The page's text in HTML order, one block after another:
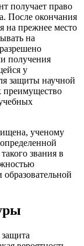
получает право
После окончания
на прежнее место
на
получения
у
защиты научной
преимущество
ученому
звания в